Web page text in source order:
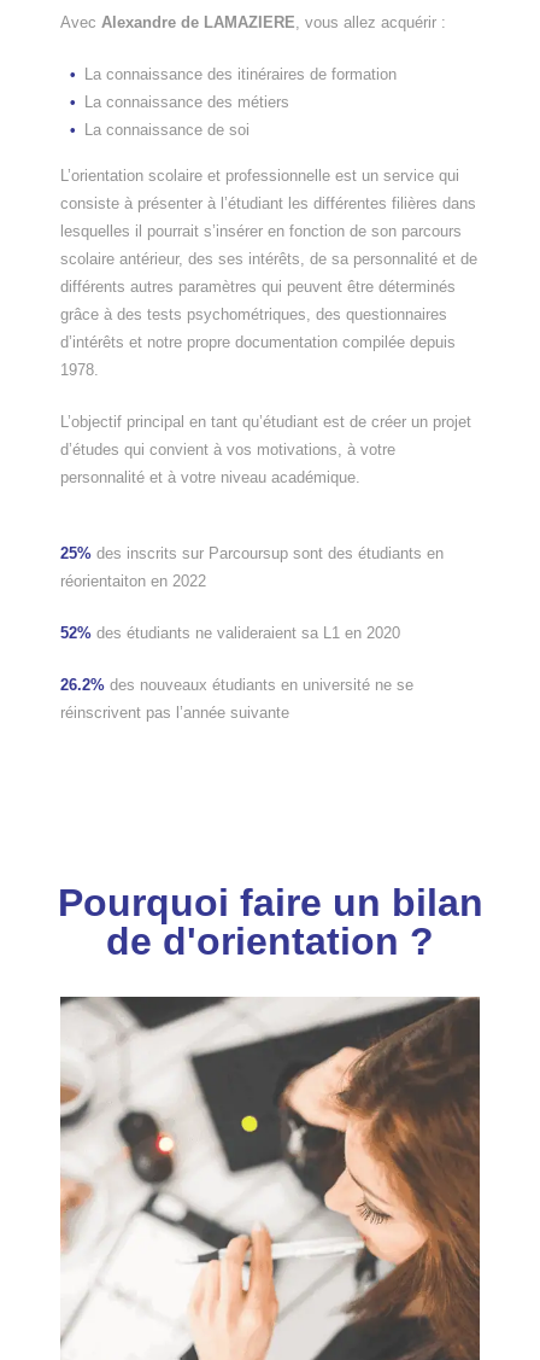
Avec Alexandre de LAMAZIERE , vous allez acquérir :
La connaissance des itinéraires de formation
La connaissance des métiers
La connaissance de soi
L’orientation scolaire et professionnelle est un service qui
consiste à présenter à l’étudiant les différentes filières dans
lesquelles il pourrait s’insérer en fonction de son parcours
scolaire antérieur, des ses intérêts, de sa personnalité et de
différents autres paramètres qui peuvent être déterminés
grâce à des tests psychométriques, des questionnaires
d’intérêts et notre propre documentation compilée depuis
1978.
L’objectif principal en tant qu’étudiant est de créer un projet
d’études qui convient à vos motivations, à votre
personnalité et à votre niveau académique.
25% des inscrits sur Parcoursup sont des étudiants en
réorientaiton en 2022
52% des étudiants ne valideraient sa L1 en 2020
26.2% des nouveaux étudiants en université ne se
réinscrivent pas l’année suivante
Pourquoi faire un bilan
de d'orientation ?